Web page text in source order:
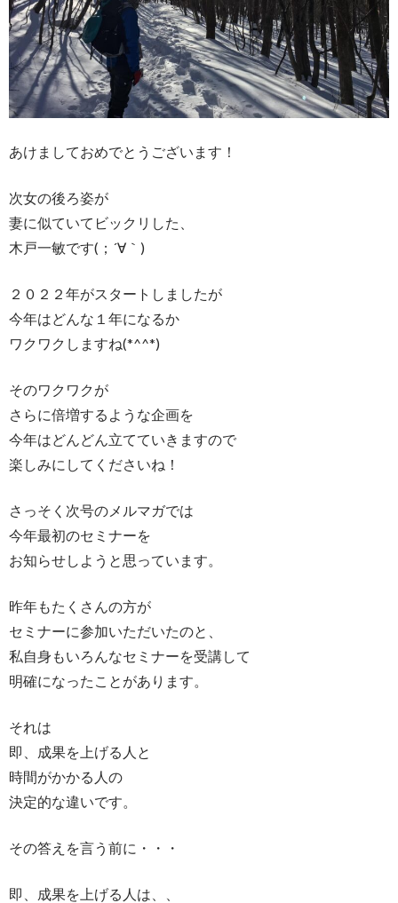
あけましておめでとうございます！
次女の後ろ姿が
妻に似ていてビックリした、
木戸一敏です(；´∀｀)
２０２２年がスタートしましたが
今年はどんな１年になるか
ワクワクしますね(*^^*)
そのワクワクが
さらに倍増するような企画を
今年はどんどん立てていきますので
楽しみにしてくださいね！
さっそく次号のメルマガでは
今年最初のセミナーを
お知らせしようと思っています。
昨年もたくさんの方が
セミナーに参加いただいたのと、
私自身もいろんなセミナーを受講して
明確になったことがあります。
それは
即、成果を上げる人と
時間がかかる人の
決定的な違いです。
その答えを言う前に・・・
即、成果を上げる人は、、